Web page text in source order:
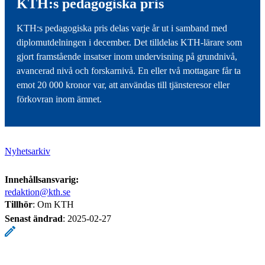
KTH:s pedagogiska pris
KTH:s pedagogiska pris delas varje år ut i samband med
diplomutdelningen i december. Det tilldelas KTH-lärare som
gjort framstående insatser inom undervisning på grundnivå,
avancerad nivå och forskarnivå. En eller två mottagare får ta
emot 20 000 kronor var, att användas till tjänsteresor eller
förkovran inom ämnet.
Nyhetsarkiv
Innehållsansvarig:
redaktion@kth.se
Tillhör: Om KTH
Senast ändrad: 2025-02-27